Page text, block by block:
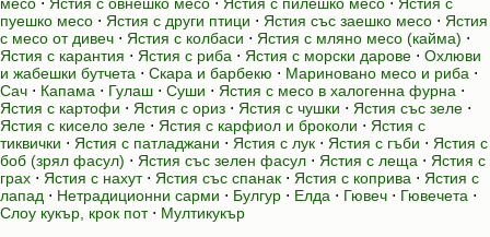
пуешко месо ⋅ Ястия с други птици ⋅ Ястия със заешко месо ⋅ Ястия
с месо от дивеч ⋅ Ястия с колбаси ⋅ Ястия с мляно месо (кайма) ⋅
Ястия с карантия ⋅ Ястия с риба ⋅ Ястия с морски дарове ⋅ Охлюви
и жабешки бутчета ⋅ Скара и барбекю ⋅ Мариновано месо и риба ⋅
Сач ⋅ Капама ⋅ Гулаш ⋅ Суши ⋅ Ястия с месо в халогенна фурна ⋅
Ястия с картофи ⋅ Ястия с ориз ⋅ Ястия с чушки ⋅ Ястия със зеле ⋅
Ястия с кисело зеле ⋅ Ястия с карфиол и броколи ⋅ Ястия с
тиквички ⋅ Ястия с патладжани ⋅ Ястия с лук ⋅ Ястия с гъби ⋅ Ястия с
боб (зрял фасул) ⋅ Ястия със зелен фасул ⋅ Ястия с леща ⋅ Ястия с
грах ⋅ Ястия с нахут⋅ Ястия със спанак ⋅ Ястия с коприва ⋅ Ястия с
лапад ⋅ Нетрадиционни сарми ⋅ Булгур ⋅ Елда ⋅ Гювеч ⋅ Гювечета ⋅
Слоу кукър, крок пот⋅ Мултикукър